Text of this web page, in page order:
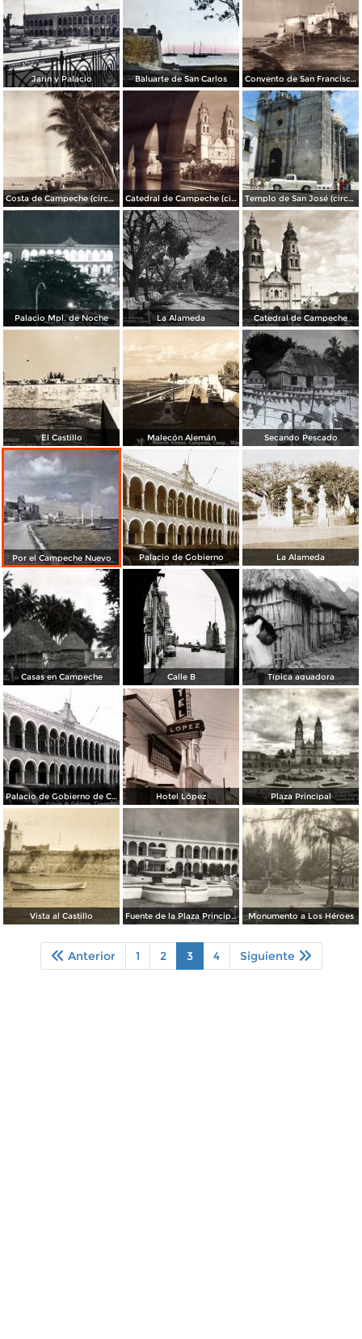
Jarin y Palacio Baluarte de San Carlos Convento de San Francisco de Campeche (circa 1920)
Costa de Campeche (circa 1920) Catedral de Campeche (circa 1920) Templo de San José (circa 1975)
Palacio Mpl. de Noche La Alameda Catedral de Campeche
El Castillo Malecón Alemán Secando Pescado
Por el Campeche Nuevo Palacio de Gobierno La Alameda
Casas en Campeche Calle B Típica aguadora
Palacio de Gobierno de Campeche Hotel López Plaza Principal
Vista al Castillo Fuente de la Plaza Principal Monumento a Los Héroes
Anterior 1 2 3 4 Siguiente